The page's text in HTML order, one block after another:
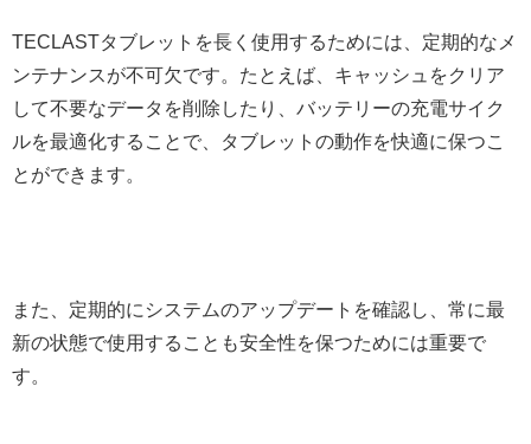
TECLASTタブレットを長く使用するためには、定期的なメ
ンテナンスが不可欠です。たとえば、キャッシュをクリア
して不要なデータを削除したり、バッテリーの充電サイク
ルを最適化することで、タブレットの動作を快適に保つこ
とができます。
また、定期的にシステムのアップデートを確認し、常に最
新の状態で使用することも安全性を保つためには重要で
す。